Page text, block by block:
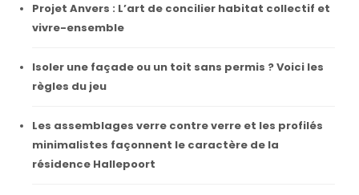
Projet Anvers : L’art de concilier habitat collectif et
vivre-ensemble
Isoler une façade ou un toit sans permis ? Voici les
règles du jeu
Les assemblages verre contre verre et les profilés
minimalistes façonnent le caractère de la
résidence Hallepoort